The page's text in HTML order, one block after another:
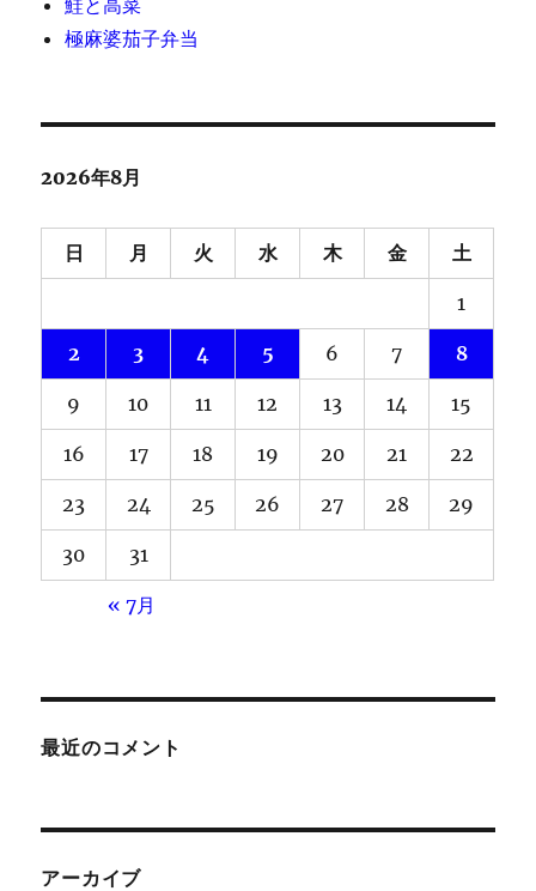
鮭と高菜
極麻婆茄子弁当
2026年8月
日 月 火 水 木 金 土
1
2 3 4 5 6 7 8
9 10 11 12 13 14 15
16 17 18 19 20 21 22
23 24 25 26 27 28 29
30 31
« 7月
最近のコメント
アーカイブ